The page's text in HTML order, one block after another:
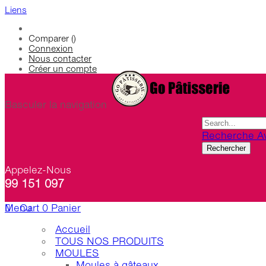
Liens
Comparer ()
Connexion
Nous contacter
Créer un compte
Basculer la navigation
Recherche
Rechercher
Appelez-Nous
99 151 097
Cart 0 Panier
Menu
Accueil
TOUS NOS PRODUITS
MOULES